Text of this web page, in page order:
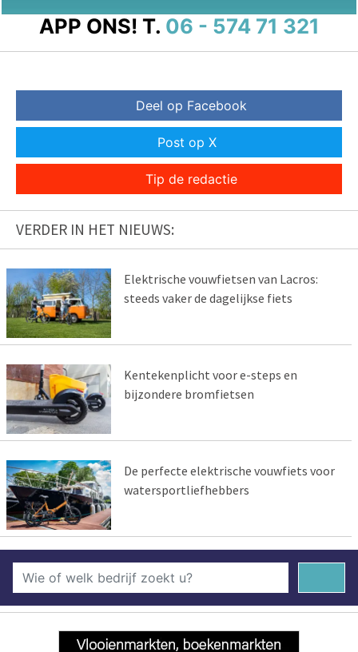
APP ONS! T. 06 - 574 71 321
Deel op Facebook
Post op X
Tip de redactie
VERDER IN HET NIEUWS:
Elektrische vouwfietsen van Lacros:
steeds vaker de dagelijkse fiets
Kentekenplicht voor e-steps en
bijzondere bromfietsen
De perfecte elektrische vouwfiets voor
watersportliefhebbers